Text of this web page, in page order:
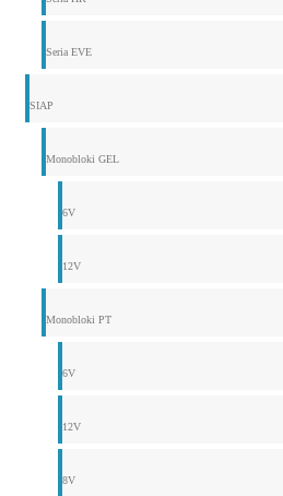
Seria EVE
SIAP
Monobloki GEL
6V
12V
Monobloki PT
6V
12V
8V